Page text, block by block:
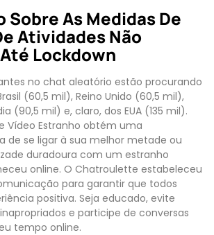
As Medidas De
Atividades Não
Lockdown
no chat aleatório estão procurando
(60,5 mil), Reino Unido (60,5 mil),
(90,5 mil) e, claro, dos EUA (135 mil).
Vídeo Estranho obtém uma
de se ligar à sua melhor metade ou
duradoura com um estranho
online. O Chatroulette estabeleceu
para garantir que todos
positiva. Seja educado, evite
e participe de conversas
tempo online.